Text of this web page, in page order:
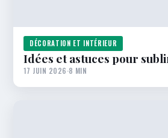
DÉCORATION ET INTÉRIEUR
Idées et astuces pour
17 JUIN 2026·8 MIN